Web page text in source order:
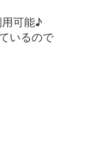
可能♪
いるので